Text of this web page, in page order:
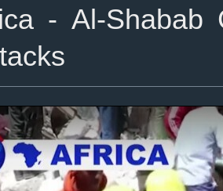
- Al-Shabab